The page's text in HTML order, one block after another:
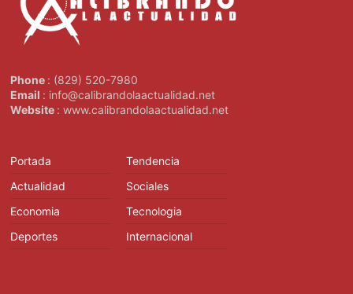
Phone : (829) 520-7980
Email : info@calibrandolaactualidad.net
Website : www.calibrandolaactualidad.net
Portada
Actualidad
Economia
Deportes
Tendencia
Sociales
Tecnologia
Internacional